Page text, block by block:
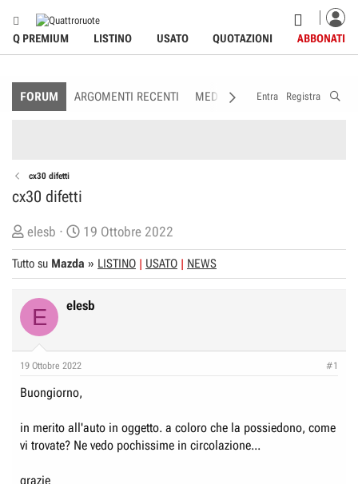
Q PREMIUM LISTINO USATO QUOTAZIONI ABBONATI
FORUM ARGOMENTI RECENTI MEDIA MEMBRI
Entra Registra
cx30 difetti
cx30 difetti
C
r
e
t
e
s
c
s
elesb
D
a
t
d
i
o
19 Ottobre 2022
Tutto su Mazda » LISTINO USATO NEWS
E elesb
19 Ottobre 2022 #1
Buongiorno,
in merito all'auto in oggetto. a coloro che la possiedono, come
vi trovate? Ne vedo pochissime in circolazione...
grazie